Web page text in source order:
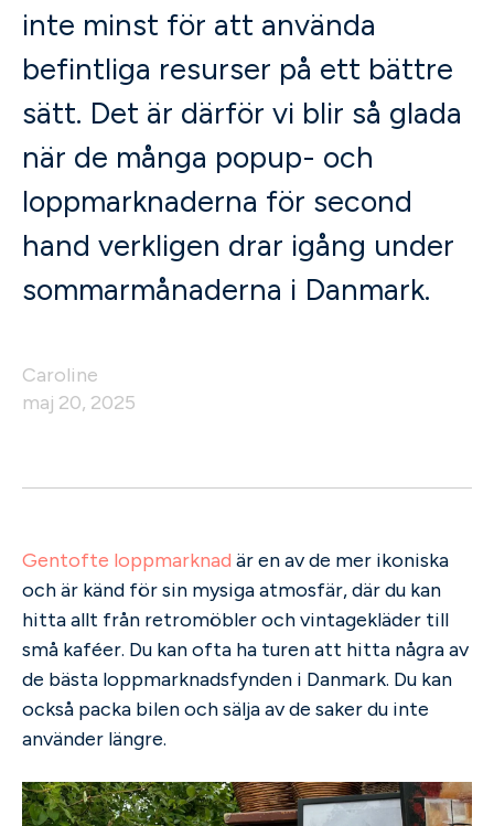
inte minst för att använda
befintliga resurser på ett bättre
sätt. Det är därför vi blir så glada
när de många popup- och
loppmarknaderna för second
hand verkligen drar igång under
sommarmånaderna i Danmark.
Caroline
maj 20, 2025
Gentofte loppmarknad är en av de mer ikoniska
och är känd för sin mysiga atmosfär, där du kan
hitta allt från retromöbler och vintagekläder till
små kaféer. Du kan ofta ha turen att hitta några av
de bästa loppmarknadsfynden i Danmark. Du kan
också packa bilen och sälja av de saker du inte
använder längre.